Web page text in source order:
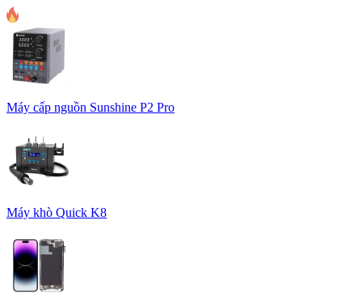
Máy cấp nguồn Sunshine P2 Pro
Máy khò Quick K8